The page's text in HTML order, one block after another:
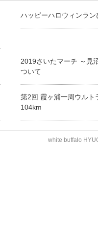
ハッピーハロウィンラ
2019さいたマーチ ～見
ついて
第2回 霞ヶ浦一周ウルト
104km
white buffalo